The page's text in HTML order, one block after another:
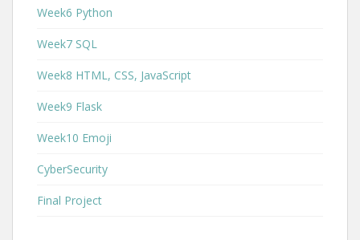
Week6 Python
Week7 SQL
Week8 HTML, CSS, JavaScript
Week9 Flask
Week10 Emoji
CyberSecurity
Final Project